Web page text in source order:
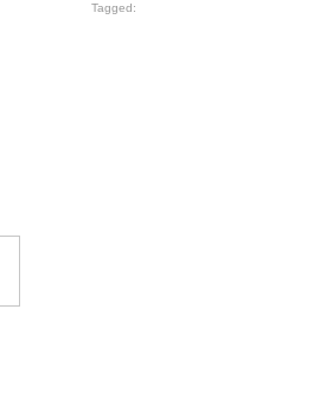
Tagged: